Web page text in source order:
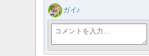
ガイ♪